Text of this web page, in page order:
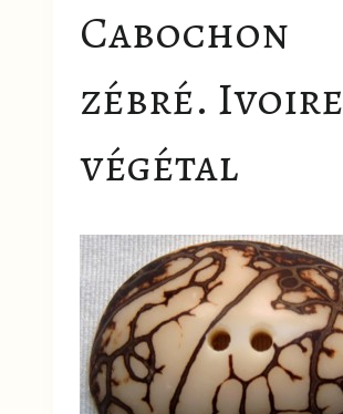
Cabochon
zébré. Ivoire
végétal